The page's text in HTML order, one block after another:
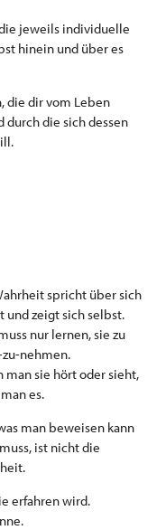
jeweils individuelle
hinein und über es
die dir vom Leben
durch die sich dessen
spricht über sich
und zeigt sich selbst.
nur lernen, sie zu
nehmen.
man sie hört oder sieht,
es.
man beweisen kann
ist nicht die
erfahren wird.